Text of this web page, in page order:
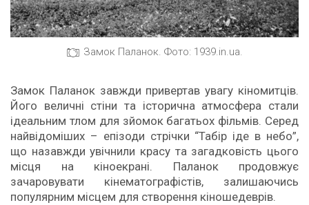
Замок Паланок. Фото: 1939.in.ua.
Замок Паланок завжди привертав увагу кіномитців.
Його величні стіни та історична атмосфера стали
ідеальним тлом для зйомок багатьох фільмів. Серед
найвідоміших – епізоди стрічки “Табір іде в небо”,
що назавжди увічнили красу та загадковість цього
місця на кіноекрані. Паланок продовжує
зачаровувати кінематографістів, залишаючись
популярним місцем для створення кіношедеврів.